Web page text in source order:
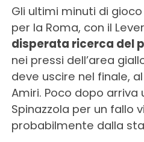
Gli ultimi minuti di
per la Roma, con il
disperata ricerca del
nei pressi dell’area
deve uscire nel finale,
Amiri. Poco dopo arriva
Spinazzola per un fallo
probabilmente dalla